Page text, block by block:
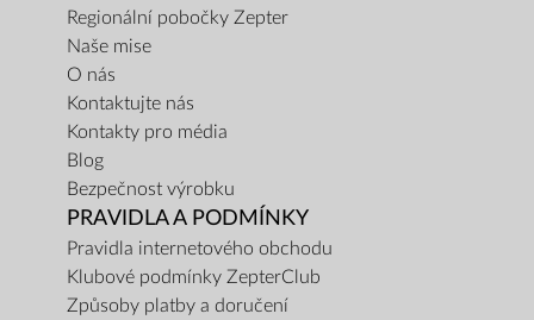
Regionální pobočky Zepter
Naše mise
O nás
Kontaktujte nás
Kontakty pro média
Blog
Bezpečnost výrobku
PRAVIDLA A PODMÍNKY
Pravidla internetového obchodu
Klubové podmínky ZepterClub
Způsoby platby a doručení